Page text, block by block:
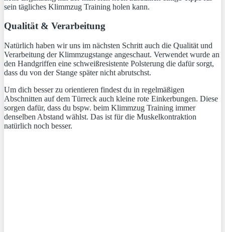
sein tägliches Klimmzug Training holen kann.
Qualität & Verarbeitung
Natürlich haben wir uns im nächsten Schritt auch die Qualität und
Verarbeitung der Klimmzugstange angeschaut. Verwendet wurde an
den Handgriffen eine schweißresistente Polsterung die dafür sorgt,
dass du von der Stange später nicht abrutschst.
Um dich besser zu orientieren findest du in regelmäßigen
Abschnitten auf dem Türreck auch kleine rote Einkerbungen. Diese
sorgen dafür, dass du bspw. beim Klimmzug Training immer
denselben Abstand wählst. Das ist für die Muskelkontraktion
natürlich noch besser.